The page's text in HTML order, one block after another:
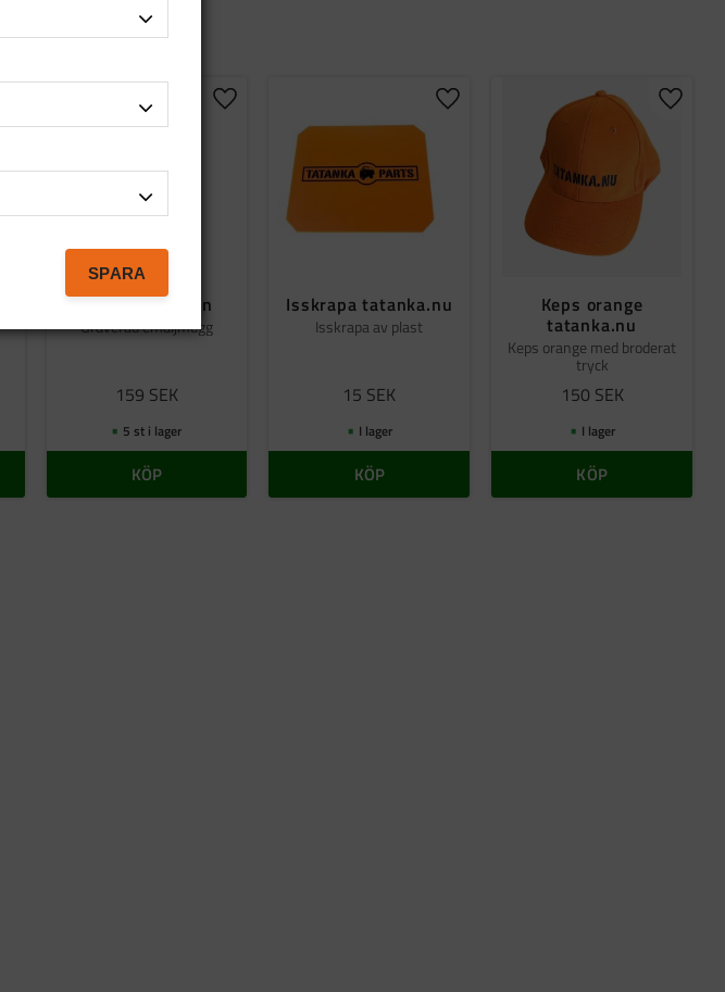
Emaljmugg grön
Graverad emaljmugg
159 SEK
Lägg till i favoriter
5 st i lager
KÖP
Isskrapa tatanka.nu
Isskrapa av plast
15 SEK
Lägg till i favoriter
I lager
KÖP
Keps orange
tatanka.nu
Keps orange med broderat
tryck
150 SEK
Lägg
I lager
KÖP
SPARA